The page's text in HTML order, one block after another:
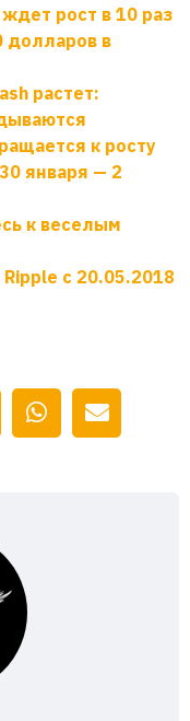
рост в 10 раз
долларов в
растет:
к росту
января — 2
к веселым
с 20.05.2018